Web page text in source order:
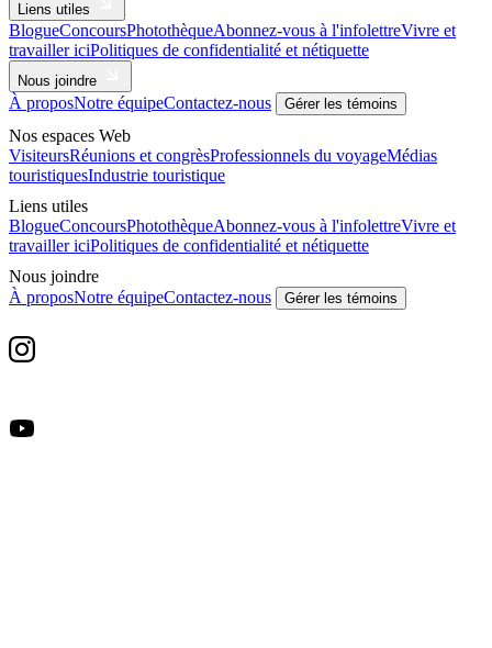
Liens utiles
BlogueConcoursPhotothèqueAbonnez-vous à l'infolettreVivre et
travailler iciPolitiques de confidentialité et nétiquette
Nous joindre
À proposNotre équipeContactez-nous Gérer les témoins
Nos espaces Web
VisiteursRéunions et congrèsProfessionnels du voyageMédias
touristiquesIndustrie touristique
Liens utiles
BlogueConcoursPhotothèqueAbonnez-vous à l'infolettreVivre et
travailler iciPolitiques de confidentialité et nétiquette
Nous joindre
À proposNotre équipeContactez-nous Gérer les témoins